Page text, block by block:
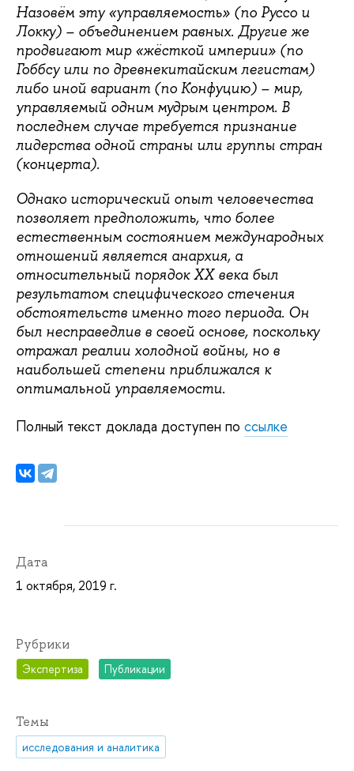
Назовём эту «управляемость» (по Руссо и
Локку) – объединением равных. Другие же
продвигают мир «жёсткой империи» (по
Гоббсу или по древнекитайским легистам)
либо иной вариант (по Конфуцию) – мир,
управляемый одним мудрым центром. В
последнем случае требуется признание
лидерства одной страны или группы стран
(концерта).
Однако исторический опыт человечества
позволяет предположить, что более
естественным состоянием международных
отношений является анархия, а
относительный порядок ХХ века был
результатом специфического стечения
обстоятельств именно того периода. Он
был несправедлив в своей основе, поскольку
отражал реалии холодной войны, но в
наибольшей степени приближался к
оптимальной управляемости.
Полный текст доклада доступен по ссылке
Дата
1 октября, 2019 г.
Рубрики
Экспертиза Публикации
Темы
исследования и аналитика